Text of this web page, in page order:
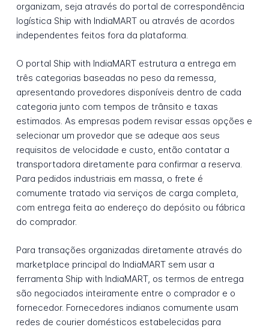
organizam, seja através do portal de correspondência
logística Ship with IndiaMART ou através de acordos
independentes feitos fora da plataforma.
O portal Ship with IndiaMART estrutura a entrega em
três categorias baseadas no peso da remessa,
apresentando provedores disponíveis dentro de cada
categoria junto com tempos de trânsito e taxas
estimados. As empresas podem revisar essas opções e
selecionar um provedor que se adeque aos seus
requisitos de velocidade e custo, então contatar a
transportadora diretamente para confirmar a reserva.
Para pedidos industriais em massa, o frete é
comumente tratado via serviços de carga completa,
com entrega feita ao endereço do depósito ou fábrica
do comprador.
Para transações organizadas diretamente através do
marketplace principal do IndiaMART sem usar a
ferramenta Ship with IndiaMART, os termos de entrega
são negociados inteiramente entre o comprador e o
fornecedor. Fornecedores indianos comumente usam
redes de courier domésticos estabelecidas para